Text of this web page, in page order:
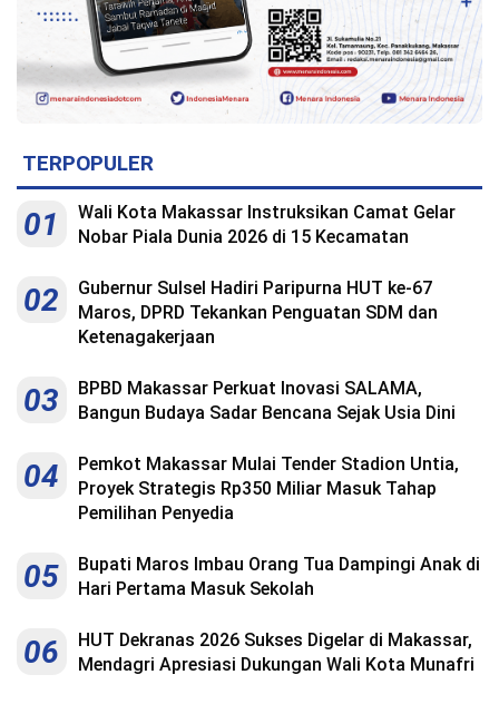
TERPOPULER
01
Wali Kota Makassar Instruksikan Camat Gelar
Nobar Piala Dunia 2026 di 15 Kecamatan
02
Gubernur Sulsel Hadiri Paripurna HUT ke-67
Maros, DPRD Tekankan Penguatan SDM dan
Ketenagakerjaan
03
BPBD Makassar Perkuat Inovasi SALAMA,
Bangun Budaya Sadar Bencana Sejak Usia Dini
04
Pemkot Makassar Mulai Tender Stadion Untia,
Proyek Strategis Rp350 Miliar Masuk Tahap
Pemilihan Penyedia
05
Bupati Maros Imbau Orang Tua Dampingi Anak di
Hari Pertama Masuk Sekolah
06
HUT Dekranas 2026 Sukses Digelar di Makassar,
Mendagri Apresiasi Dukungan Wali Kota Munafri